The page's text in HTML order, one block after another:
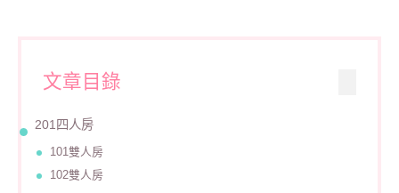
文章目錄
201四人房
101雙人房
102雙人房